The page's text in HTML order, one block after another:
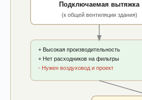
Подключаемая вытяжка
(к общей вентиляции здания)
+ Высокая производительность
+ Нет расходников на фильтры
- Нужен воздуховод и проект